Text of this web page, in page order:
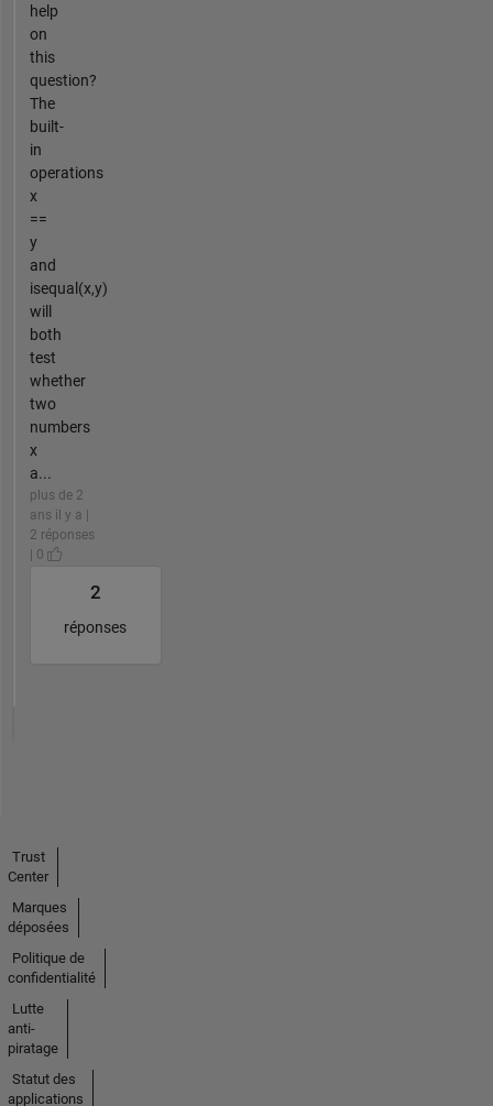
help
on
this
question?
The
built-
in
operations
x
==
y
and
isequal(x,y)
will
both
test
whether
two
numbers
x
a...
plus de 2
ans il y a |
2 réponses
| 0
2
réponses
Trust
Center
Marques
déposées
Politique de
confidentialité
Lutte
anti-
piratage
Statut des
applications